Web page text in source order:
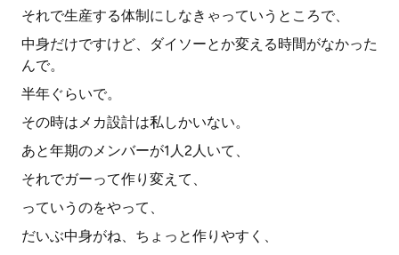
それで生産する体制にしなきゃっていうところで、
中身だけですけど、ダイソーとか変える時間がなかった
んで。
半年ぐらいで。
その時はメカ設計は私しかいない。
あと年期のメンバーが1人2人いて、
それでガーって作り変えて、
っていうのをやって、
だいぶ中身がね、ちょっと作りやすく、